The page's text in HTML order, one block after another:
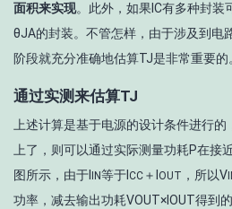
面积来实现。此外，如果IC有多种封装
θJA的封装。不管怎样，由于涉及到电
阶段就充分准确地估算TJ是非常重要的
通过实测来估算TJ
上述计算是基于电源的设计条件进行的
上了，则可以通过实际测量功耗P在接
图所示，由于I IN等于I CC ＋I OUT ，所以V
功率，减去输出功耗VOUT×IOUT得到